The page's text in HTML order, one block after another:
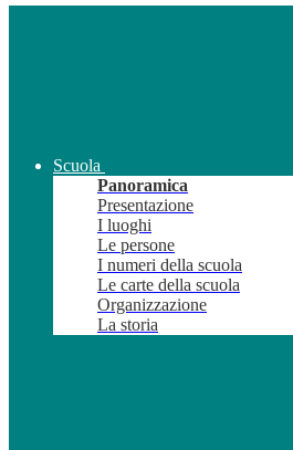
Scuola
Panoramica
Presentazione
I luoghi
Le persone
I numeri della scuola
Le carte della scuola
Organizzazione
La storia